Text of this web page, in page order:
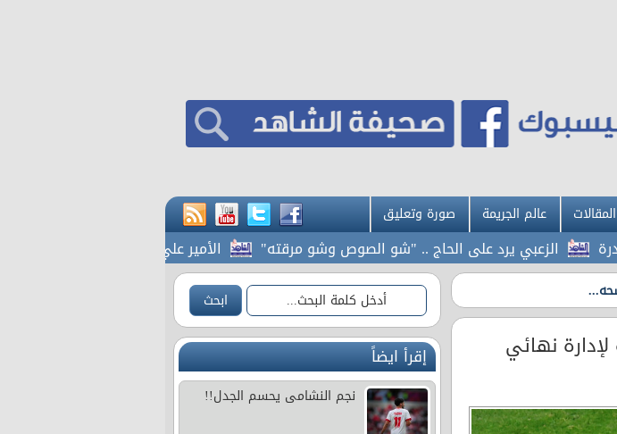
المقالات عالم الجريمة صورة وتعليق
الزعبي يرد على الحاج .. "شو الصوص وشو مرقته" الأمير علي: صرف مستحقات النشامى لا
نهائي إقرأ ايضاً
نجم النشامى يحسم الجدل!!